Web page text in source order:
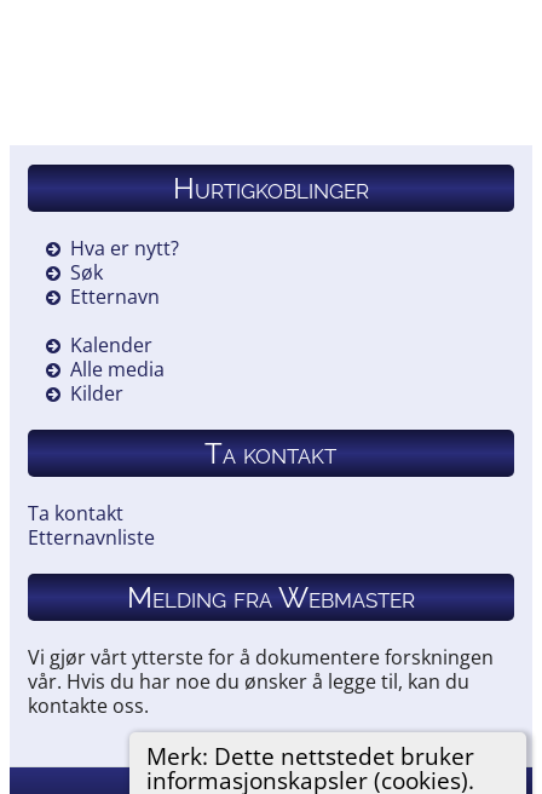
Merk: Dette nettstedet bruker
informasjonskapsler (cookies).
Hurtigkoblinger
Hva er nytt?
Søk
Etternavn
Kalender
Alle media
Kilder
Ta kontakt
Ta kontakt
Etternavnliste
Melding fra Webmaster
Vi gjør vårt ytterste for å dokumentere forskningen
vår. Hvis du har noe du ønsker å legge til, kan du
kontakte oss.